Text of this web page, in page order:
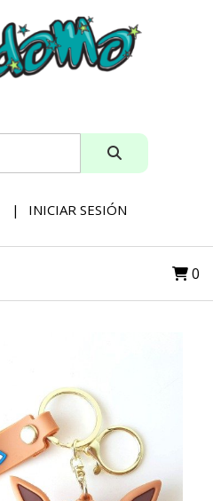
INICIAR SESIÓN
0